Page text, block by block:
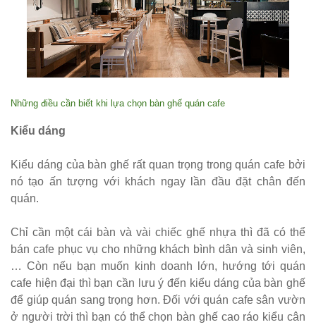
ăn ngoài
trời sân
vườn sân
thượng
nhôm đúc
ốp gỗ nhựa
Bộ bàn ghế
cafe ngoài
công sân
vườn sân
thượng bàn
kính cường
Những điều cần biết khi lựa chọn bàn ghế quán cafe
Kiểu dáng
Kiểu dáng của bàn ghế rất quan trọng trong quán cafe bởi
nó tạo ấn tượng với khách ngay lần đầu đặt chân đến
quán.
Chỉ cần một cái bàn và vài chiếc ghế nhựa thì đã có thể
bán cafe phục vụ cho những khách bình dân và sinh viên,
… Còn nếu bạn muốn kinh doanh lớn, hướng tới quán
cafe hiện đại thì bạn cần lưu ý đến kiểu dáng của bàn ghế
để giúp quán sang trọng hơn. Đối với quán cafe sân vườn
ở người trời thì bạn có thể chọn bàn ghế cao ráo kiểu cân